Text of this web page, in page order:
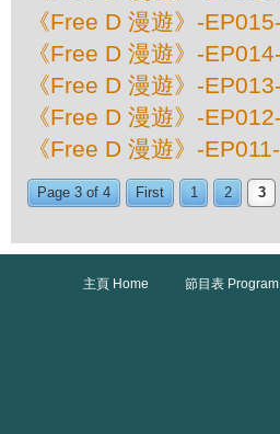
《Free D 漫遊》-
《Free D 漫遊》-
《Free D 漫遊》-
《Free D 漫遊》-
《Free D 漫遊》-
Page 3 of 4 First 1 2 3
主頁 Home 節目表